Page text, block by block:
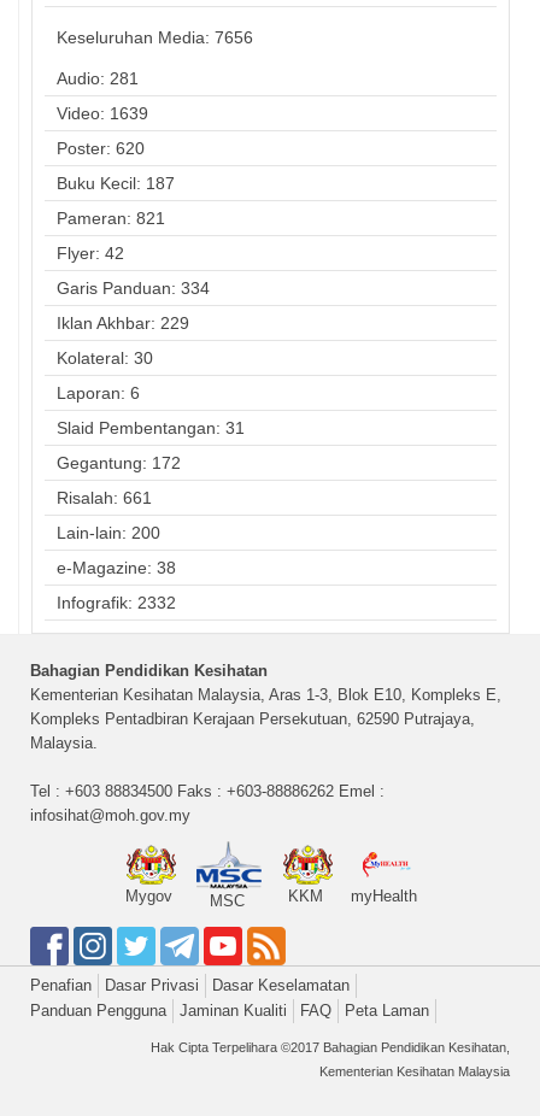
Keseluruhan Media: 7656
Audio: 281
Video: 1639
Poster: 620
Buku Kecil: 187
Pameran: 821
Flyer: 42
Garis Panduan: 334
Iklan Akhbar: 229
Kolateral: 30
Laporan: 6
Slaid Pembentangan: 31
Gegantung: 172
Risalah: 661
Lain-lain: 200
e-Magazine: 38
Infografik: 2332
Bahagian Pendidikan Kesihatan
Kementerian Kesihatan Malaysia, Aras 1-3, Blok E10, Kompleks E,
Kompleks Pentadbiran Kerajaan Persekutuan, 62590 Putrajaya,
Malaysia.
Tel : +603 88834500 Faks : +603-88886262 Emel :
infosihat@moh.gov.my
Mygov MSC KKM myHealth
Penafian Dasar Privasi
Dasar Keselamatan
Panduan Pengguna
Jaminan Kualiti FAQ Peta Laman
Hak Cipta Terpelihara ©2017 Bahagian Pendidikan Kesihatan,
Kementerian Kesihatan Malaysia